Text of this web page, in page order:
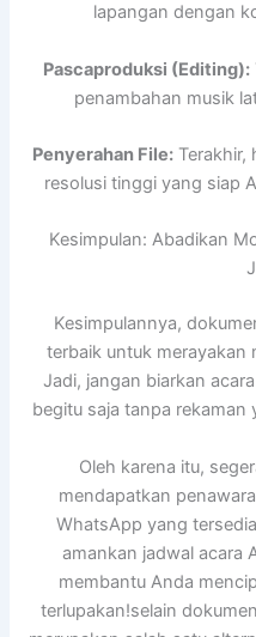
lapangan dengan
Pascaproduksi (Editing):
penambahan musik
Penyerahan File: Terakhir,
resolusi tinggi yang siap
Kesimpulan: Abadikan
Kesimpulannya,
terbaik untuk merayakan
Jadi, jangan biarkan
begitu saja tanpa
Oleh karena itu,
mendapatkan
WhatsApp yang
amankan jadwal acara
membantu Anda
terlupakan!selain